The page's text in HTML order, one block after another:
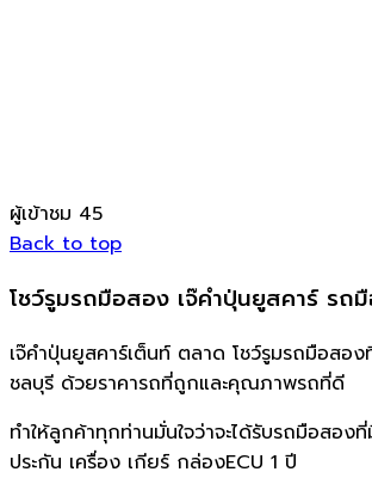
ผู้เข้าชม 45
Back to top
โชว์รูมรถมือสอง เจ๊คำปุ่นยูสคาร์ ร
เจ๊คำปุ่นยูสคาร์เต็นท์ ตลาด โชว์รูมรถมือสอ
ชลบุรี ด้วยราคารถที่ถูกและคุณภาพรถที่ดี
ทำให้ลูกค้าทุกท่านมั่นใจว่าจะได้รับรถมือสอ
ประกัน เครื่อง เกียร์ กล่องECU 1 ปี